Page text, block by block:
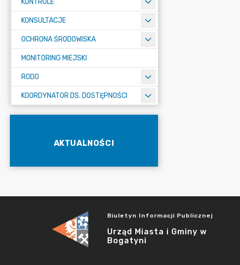
KONTROLE
KONSULTACJE
OCHRONA ŚRODOWISKA
MONITORING MIEJSKI
RODO
KOORDYNATOR DS. DOSTĘPNOŚCI
AKTUALNOŚCI
Biuletyn Informacji Publicznej
Urząd Miasta i Gminy w
Bogatyni